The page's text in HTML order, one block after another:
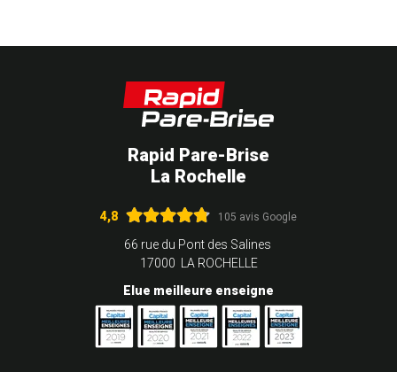
Rapid Pare-Brise
La Rochelle
4,8 105 avis Google
66 rue du Pont des Salines
17000 LA ROCHELLE
Elue meilleure enseigne